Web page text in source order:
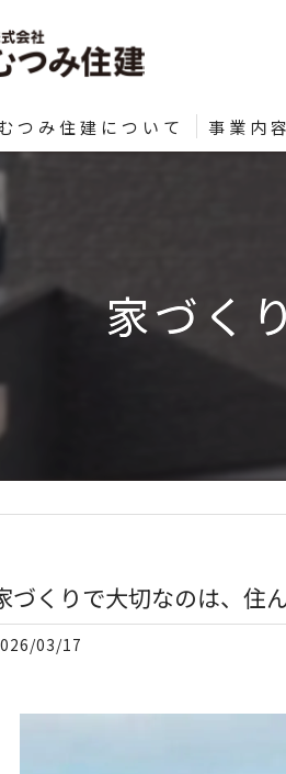
むつみ住建について 事業内容
家づく
づくりで大切なのは、住
03/17